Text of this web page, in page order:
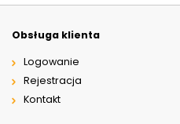
Obsługa klienta
Logowanie
Rejestracja
Kontakt